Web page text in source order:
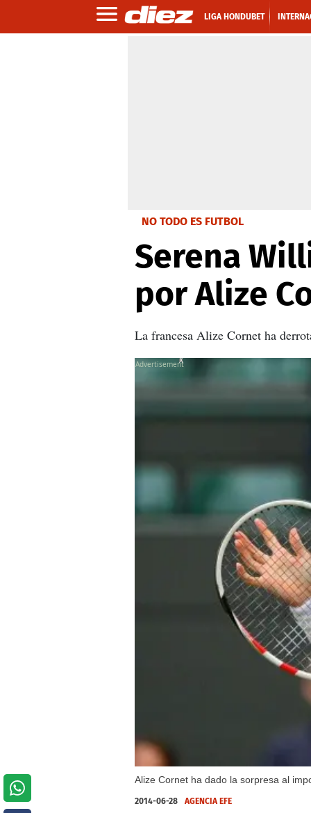
LIGA HONDUBET
NO TODO ES FUTBOL
Serena
por Alize
La francesa Alize Cornet ha
Alize Cornet ha dado la sorpresa al
X
2014-06-28 AGENCIA EFE